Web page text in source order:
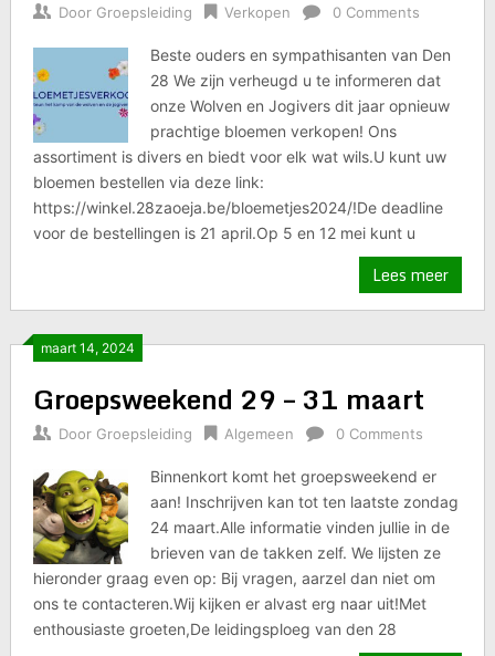
Door Groepsleiding Verkopen 0 Comments
Beste ouders en sympathisanten van Den
28 We zijn verheugd u te informeren dat
onze Wolven en Jogivers dit jaar opnieuw
prachtige bloemen verkopen! Ons
assortiment is divers en biedt voor elk wat wils.U kunt uw
bloemen bestellen via deze link:
https://winkel.28zaoeja.be/bloemetjes2024/!De deadline
voor de bestellingen is 21 april.Op 5 en 12 mei kunt u
Lees meer
maart 14, 2024
Groepsweekend 29 – 31 maart
Door Groepsleiding Algemeen 0 Comments
Binnenkort komt het groepsweekend er
aan! Inschrijven kan tot ten laatste zondag
24 maart.Alle informatie vinden jullie in de
brieven van de takken zelf. We lijsten ze
hieronder graag even op: Bij vragen, aarzel dan niet om
ons te contacteren.Wij kijken er alvast erg naar uit!Met
enthousiaste groeten,De leidingsploeg van den 28